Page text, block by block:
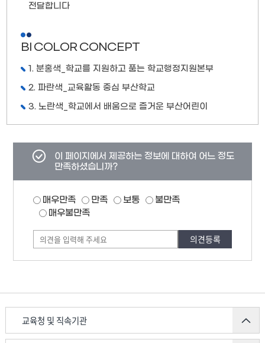
전달합니다
BI COLOR CONCEPT
1. 분홍색_학교를 지원하고 품는 학교행정지원본부
2. 파란색_교육활동 중심 부산학교
3. 노란색_학교에서 배움으로 즐거운 부산어린이
콘텐츠
만족도
조사
이 페이지에서 제공하는 정보에 대하여 어느 정도
만족하셨습니까?
만족도
조사
폼
매우만족 만족 보통
불만족
매우불만족
교육청 및 직속기관